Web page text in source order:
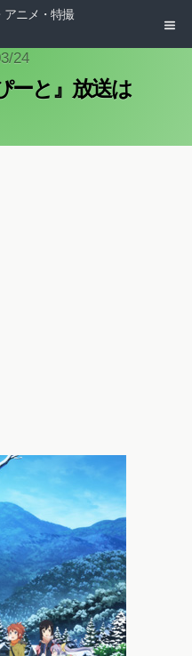
アニメ・特撮
24
ーと』放送は